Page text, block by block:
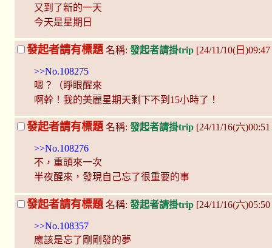
又到了新的一天
今天是星期日
發起者請有標題 名稱: 發起者請掛trip [24/11/10(日
>>No.108275
嗯？（睜眼醒來
啊幹！我的美麗星期天剩下不到15小時了！
發起者請有標題名稱: 發起者請掛trip [24/11/16(六
>>No.108276
不，重頭來一次
半夜醒來，發現自己忘了很重要的事
發起者請有標題 名稱: 發起者請掛trip [24/11/16(六
>>No.108357
應該是忘了剛剛發的夢